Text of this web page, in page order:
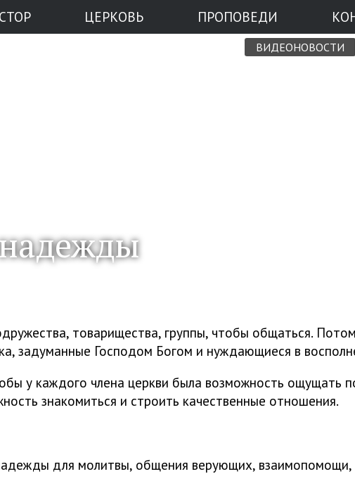
ЦЕРКОВЬ ПРОПОВЕДИ
ВИДЕОНОВОСТИ
товарищества, группы, чтобы общаться.
задуманные Господом Богом и нуждающиеся в
у каждого члена церкви была возможность ощущать
знакомиться и строить качественные отношения.
для молитвы, общения верующих, взаимопомощи,